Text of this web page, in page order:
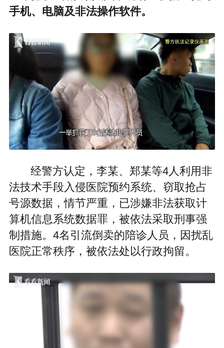
手机、电脑及非法操作软件。
经警方认定，李某、郑某等4人利用非
法技术手段入侵医院预约系统、窃取抢占
号源数据，情节严重，已涉嫌非法获取计
算机信息系统数据罪，被依法采取刑事强
制措施。4名引流倒卖的陪诊人员，因扰乱
医院正常秩序，被依法处以行政拘留。